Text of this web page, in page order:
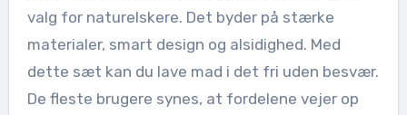
valg for naturelskere. Det byder på stærke
materialer, smart design og alsidighed. Med
dette sæt kan du lave mad i det fri uden besvær.
De fleste brugere synes, at fordelene vejer op